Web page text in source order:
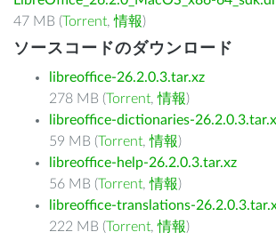
47 MB (Torrent,情報)
ソースコードのダウンロード
libreoffice-26.2.0.3.tar.xz
278 MB (Torrent,情報)
libreoffice-dictionaries-
59 MB (Torrent,情報)
libreoffice-help-26.2.0.3.tar.xz
56 MB (Torrent,情報)
libreoffice-translations-
222 MB (Torrent,情報)